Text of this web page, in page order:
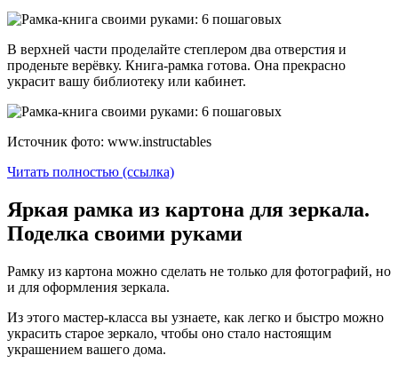
В верхней части проделайте степлером два отверстия и
проденьте верёвку. Книга-рамка готова. Она прекрасно
украсит вашу библиотеку или кабинет.
Источник фото: www.instructables
Читать полностью (ссылка)
Яркая рамка из картона для зеркала.
Поделка своими руками
Рамку из картона можно сделать не только для фотографий, но
и для оформления зеркала.
Из этого мастер-класса вы узнаете, как легко и быстро можно
украсить старое зеркало, чтобы оно стало настоящим
украшением вашего дома.